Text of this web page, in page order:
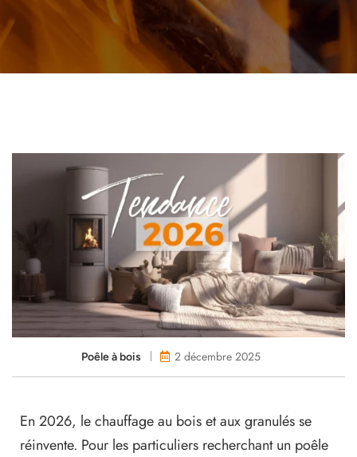
Poêle à bois 2 décembre 2025
En 2026, le chauffage au bois et aux granulés se
réinvente. Pour les particuliers recherchant un poêle